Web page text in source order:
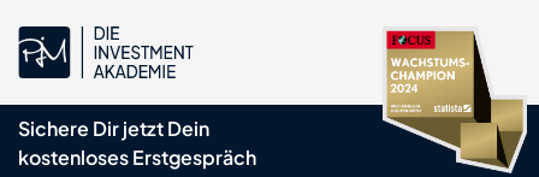
Sichere Dir jetzt Dein
kostenloses Erstgespräch